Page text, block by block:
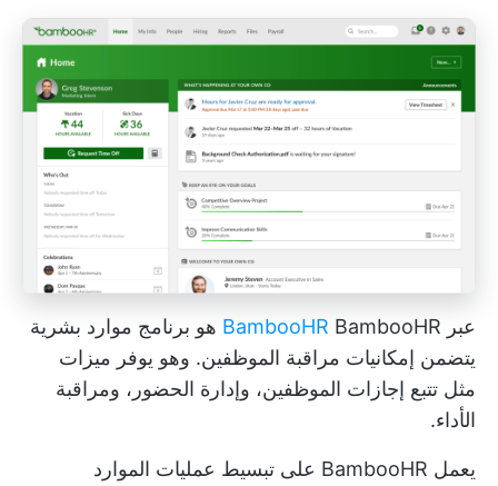
عبر BambooHR BambooHR هو برنامج موارد بشرية
يتضمن إمكانيات مراقبة الموظفين. وهو يوفر ميزات
مثل تتبع إجازات الموظفين، وإدارة الحضور، ومراقبة
الأداء.
يعمل BambooHR على تبسيط عمليات الموارد